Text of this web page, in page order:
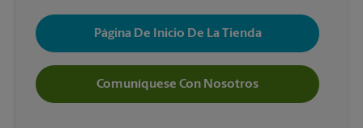
Página De Inicio De La Tienda
Comuníquese Con Nosotros